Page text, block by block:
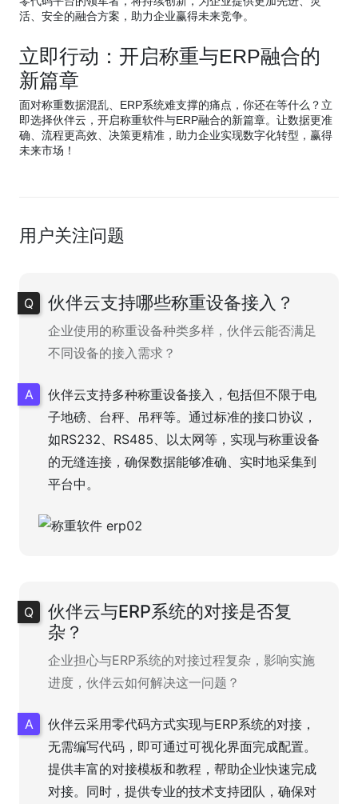
活、安全的融合方案，助力企业赢得未来竞争。
立即行动：开启称重与ERP融合的
新篇章
面对称重数据混乱、ERP系统难支撑的痛点，你还在等什么？立
即选择伙伴云，开启称重软件与ERP融合的新篇章。让数据更准
确、流程更高效、决策更精准，助力企业实现数字化转型，赢得
未来市场！
用户关注问题
伙伴云支持哪些称重设备接入？
企业使用的称重设备种类多样，伙伴云能否满足
不同设备的接入需求？
伙伴云支持多种称重设备接入，包括但不限于电
子地磅、台秤、吊秤等。通过标准的接口协议，
如RS232、RS485、以太网等，实现与称重设备
的无缝连接，确保数据能够准确、实时地采集到
平台中。
伙伴云与ERP系统的对接是否复
杂？
企业担心与ERP系统的对接过程复杂，影响实施
进度，伙伴云如何解决这一问题？
伙伴云采用零代码方式实现与ERP系统的对接，
无需编写代码，即可通过可视化界面完成配置。
提供丰富的对接模板和教程，帮助企业快速完成
对接。同时，提供专业的技术支持团队，确保对